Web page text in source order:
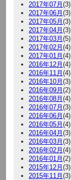
2017年07月 (3)
2017年06月 (3)
2017年05月 (3)
2017年04月 (3)
2017年03月 (5)
2017年02月 (4)
2017年01月 (4)
2016年12月 (4)
2016年11月 (4)
2016年10月 (3)
2016年09月 (2)
2016年08月 (4)
2016年07月 (3)
2016年06月 (4)
2016年05月 (4)
2016年04月 (3)
2016年03月 (3)
2016年02月 (4)
2016年01月 (2)
2015年12月 (3)
2015年11月 (3)